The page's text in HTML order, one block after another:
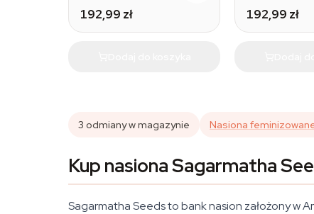
192,99 zł 192,99 zł
3 odmiany w magazynie Nasiona
Kup nasiona Sagarmatha
Sagarmatha Seeds to bank nasion założony w